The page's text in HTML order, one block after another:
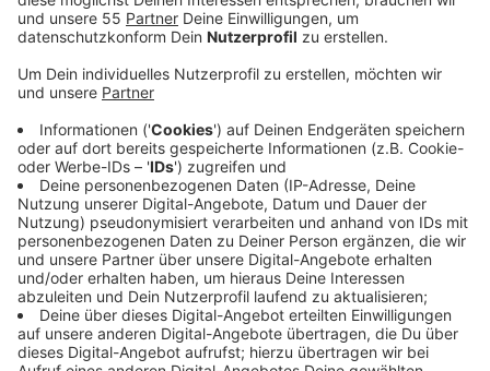
Veröffentlicht:Dienstag, 28.12.2021 14:23
Anzeige
Für Einsame, Kranke und auch für viele beruflich oder
familiär gestresste Menschen ist die Weihnachtszeit
häufig ein Tiefpunkt. Schon seit November stellen die
Mitarbeiter an den Telefonen und in den Chats aber
auch fest, dass sowohl Geimpften als auch
Ungeimpften die Corona-Lage zu schaffen macht.
Themen seien unter anderem die besorgniserregende
Entwicklung der Inzidenzzahlen, und die Angst
Ungeimpfter vor Ausgrenzung. Die Telefonseelsorge